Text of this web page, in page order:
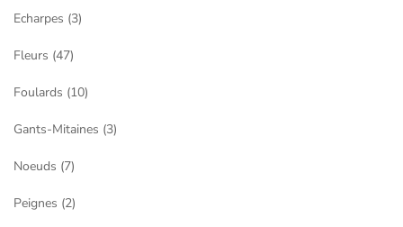
Echarpes (3)
Fleurs (47)
Foulards (10)
Gants-Mitaines (3)
Noeuds (7)
Peignes (2)